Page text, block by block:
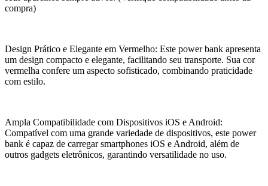
compra)
Design Prático e Elegante em Vermelho: Este power bank apresenta
um design compacto e elegante, facilitando seu transporte. Sua cor
vermelha confere um aspecto sofisticado, combinando praticidade
com estilo.
Ampla Compatibilidade com Dispositivos iOS e Android:
Compatível com uma grande variedade de dispositivos, este power
bank é capaz de carregar smartphones iOS e Android, além de
outros gadgets eletrônicos, garantindo versatilidade no uso.